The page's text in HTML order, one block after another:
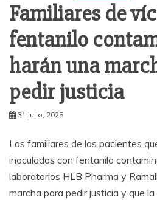
Familiares de
fentanilo
harán una
pedir justicia
31 julio, 2025
Los familiares de los pacientes
inoculados con fentanilo
laboratorios HLB Pharma y
marcha para pedir justicia y que